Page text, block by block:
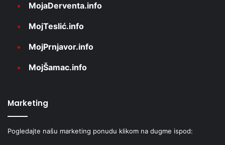
MojaDerventa.info
MojTeslić.info
MojPrnjavor.info
MojŠamac.info
Marketing
Pogledajte našu marketing ponudu klikom na dugme ispod: